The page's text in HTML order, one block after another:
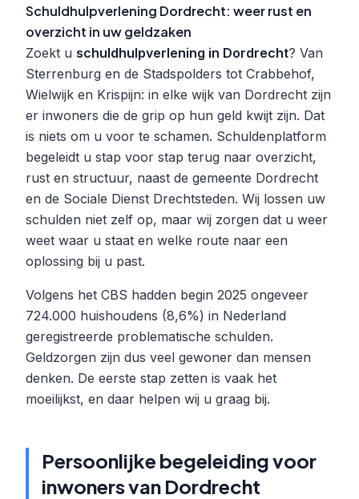
Schuldhulpverlening Dordrecht: weer rust en
overzicht in uw geldzaken
Zoekt u schuldhulpverlening in Dordrecht? Van
Sterrenburg en de Stadspolders tot Crabbehof,
Wielwijk en Krispijn: in elke wijk van Dordrecht zijn
er inwoners die de grip op hun geld kwijt zijn. Dat
is niets om u voor te schamen. Schuldenplatform
begeleidt u stap voor stap terug naar overzicht,
rust en structuur, naast de gemeente Dordrecht
en de Sociale Dienst Drechtsteden. Wij lossen uw
schulden niet zelf op, maar wij zorgen dat u weer
weet waar u staat en welke route naar een
oplossing bij u past.
Volgens het CBS hadden begin 2025 ongeveer
724.000 huishoudens (8,6%) in Nederland
geregistreerde problematische schulden.
Geldzorgen zijn dus veel gewoner dan mensen
denken. De eerste stap zetten is vaak het
moeilijkst, en daar helpen wij u graag bij.
Persoonlijke begeleiding voor
inwoners van Dordrecht